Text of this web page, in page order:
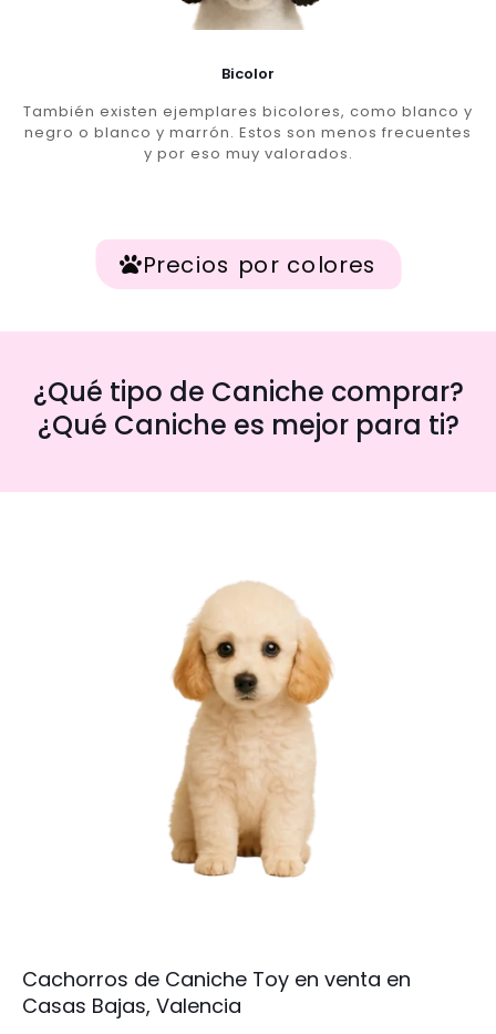
Bicolor
También existen ejemplares bicolores, como blanco y
negro o blanco y marrón. Estos son menos frecuentes
y por eso muy valorados.
Precios por colores
¿Qué tipo de Caniche comprar?
¿Qué Caniche es mejor para ti?
Cachorros de Caniche Toy en venta en
Casas Bajas, Valencia